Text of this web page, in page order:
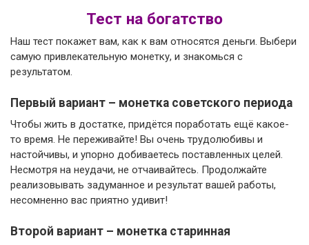
Тест на богатство
Наш тест покажет вам, как к вам относятся деньги. Выбери
самую привлекательную монетку, и знакомься с
результатом.
Первый вариант – монетка советского периода
Чтобы жить в достатке, придётся поработать ещё какое-
то время. Не переживайте! Вы очень трудолюбивы и
настойчивы, и упорно добиваетесь поставленных целей.
Несмотря на неудачи, не отчаивайтесь. Продолжайте
реализовывать задуманное и результат вашей работы,
несомненно вас приятно удивит!
Второй вариант – монетка старинная